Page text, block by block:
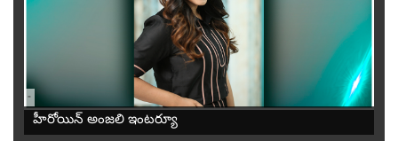
-
హీరోయిన్ అంజలి ఇంటర్యూ